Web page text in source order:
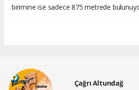
birimine ise sadece 875 metrede
Çağrı Altundağ